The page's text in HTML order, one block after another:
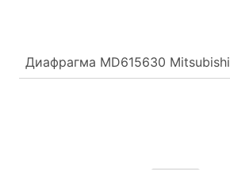
Диафрагма MD615630 Mitsubishi